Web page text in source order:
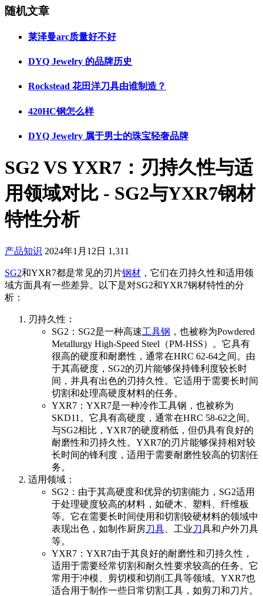
随机文章
莱泽曼arc质量好不好
DYQ Jewelry 的品牌历史
Rockstead 花田洋刀具由谁制造？
420HC钢怎么样
DYQ Jewelry 属于男士的珠宝轻奢品牌
SG2 VS YXR7：刃持久性与适
用领域对比 - SG2与YXR7钢材
特性分析
产品知识 2024年1月12日 1,311
SG2和YXR7都是常见的刃片钢材 ，它们在刃持久性和适用领
域方面具有一些差异。以下是对SG2和YXR7钢材特性的分
析：
刃持久性：
SG2：SG2是一种高速工具钢 ，也被称为Powdered
Metallurgy High-Speed Steel（PM-HSS）。它具有
很高的硬度和耐磨性，通常在HRC 62-64之间。由
于其高硬度，SG2的刃片能够保持锋利度较长时
间，并具有出色的刃持久性。它适用于需要长时间
切割和处理高硬度材料的任务。
YXR7：YXR7是一种冷作工具钢，也被称为
SKD11。它具有高硬度，通常在HRC 58-62之间。
与SG2相比，YXR7的硬度稍低，但仍具有良好的
耐磨性和刃持久性。YXR7的刃片能够保持相对较
长时间的锋利度，适用于需要耐磨性较高的切割任
务。
适用领域：
SG2：由于其高硬度和优异的切割能力，SG2适用
于处理硬度较高的材料，如硬木、塑料、纤维板
等。它在需要长时间使用和切割较硬材料的领域中
表现出色，如制作厨房刀具 、工业刀具和户外刀具
等。
YXR7：YXR7由于其良好的耐磨性和刃持久性，
适用于需要经常切割和耐久性要求较高的任务。它
常用于冲模、剪切模和切削工具等领域。YXR7也
适合用于制作一些日常切割工具，如剪刀和刀片。